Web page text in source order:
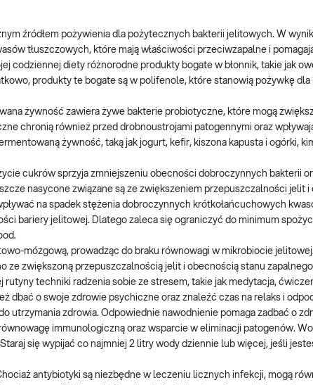
źródłem pożywienia dla pożytecznych bakterii jelitowych. W
tłuszczowych, które mają właściwości przeciwzapalne i
codziennej diety różnorodne produkty bogate w błonnik, takie jak
produkty te bogate są w polifenole, które stanowią pożywkę dla
żywność zawiera żywe bakterie probiotyczne, które mogą
chronią również przed drobnoustrojami patogennymi oraz
żywność, taką jak jogurt, kefir, kiszona kapusta i ogórki,
cukrów sprzyja zmniejszeniu obecności dobroczynnych bakterii
nasycone związane są ze zwiększeniem przepuszczalności jelit
na spadek stężenia dobroczynnych krótkołańcuchowych
bariery jelitowej. Dlatego zaleca się ograniczyć do minimum
mózgową, prowadząc do braku równowagi w mikrobiocie
ze zwiększoną przepuszczalnością jelit i obecnością stanu
techniki radzenia sobie ze stresem, takie jak medytacja,
dbać o swoje zdrowie psychiczne oraz znaleźć czas na relaks i
utrzymania zdrowia. Odpowiednie nawodnienie pomaga zadbać o
immunologiczną oraz wsparcie w eliminacji patogenów.
się wypijać co najmniej 2 litry wody dziennie lub więcej, jeśli
antybiotyki są niezbędne w leczeniu licznych infekcji, mogą